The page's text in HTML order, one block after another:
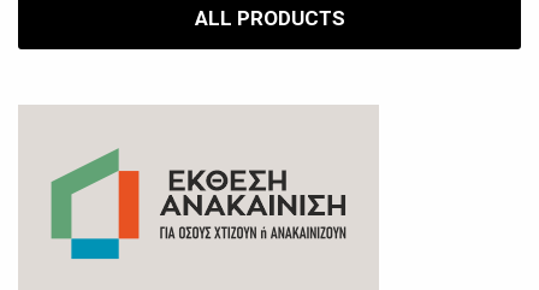
ALL PRODUCTS